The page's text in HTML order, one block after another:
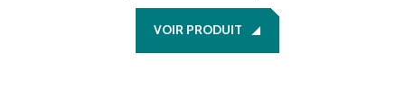
VOIR PRODUIT